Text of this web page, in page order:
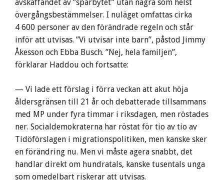
avskaffandet av ”spårbytet” utan några som helst
övergångsbestämmelser. I nuläget omfattas cirka
4 600 personer av den förändrade regeln och står
inför att utvisas. ”Vi utvisar inte barn”, påstod Jimmy
Åkesson och Ebba Busch. ”Nej, hela familjen”,
förklarar Haddou och fortsatte:
— Vi lade ett förslag i förra veckan att akut höja
åldersgränsen till 21 år och debatterade tillsammans
med MP under fyra timmar i riksdagen, men röstades
ner. Socialdemokraterna har röstat för tio av tio av
Tidöförslagen i migrationspolitiken, men kanske sker
en förändring nu. Men vi måste agera snabbt, det
handlar direkt om hundratals, kanske tusentals unga
som omedelbart riskerar att utvisas.